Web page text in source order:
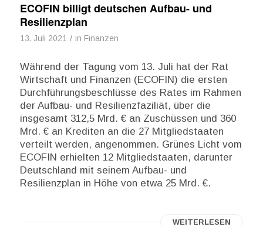
ECOFIN billigt deutschen Aufbau- und
Resilienzplan
13. Juli 2021 / in Finanzen
Während der Tagung vom 13. Juli hat der Rat
Wirtschaft und Finanzen (ECOFIN) die ersten
Durchführungsbeschlüsse des Rates im Rahmen
der Aufbau- und Resilienzfaziliät, über die
insgesamt 312,5 Mrd. € an Zuschüssen und 360
Mrd. € an Krediten an die 27 Mitgliedstaaten
verteilt werden, angenommen. Grünes Licht vom
ECOFIN erhielten 12 Mitgliedstaaten, darunter
Deutschland mit seinem Aufbau- und
Resilienzplan in Höhe von etwa 25 Mrd. €.
WEITERLESEN